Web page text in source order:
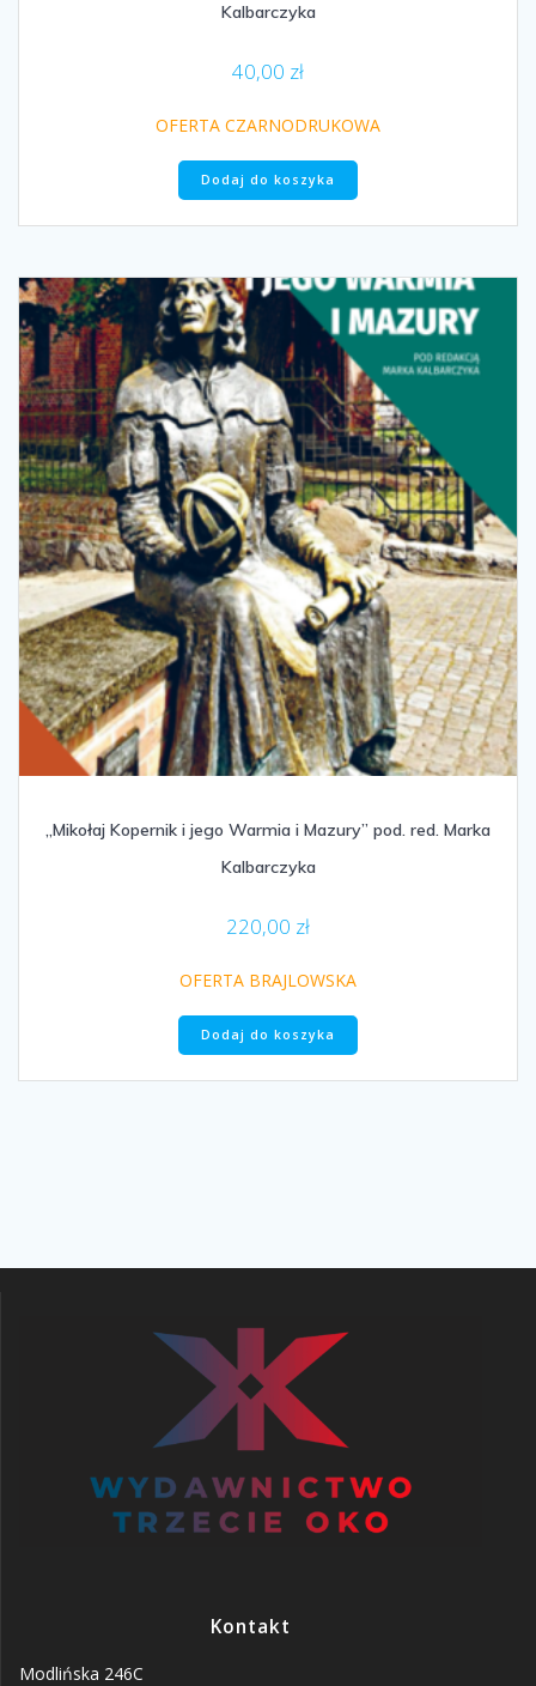
Kalbarczyka
40,00 zł
OFERTA CZARNODRUKOWA
Dodaj do koszyka
„Mikołaj Kopernik i jego Warmia i Mazury” pod. red. Marka
Kalbarczyka
220,00 zł
OFERTA BRAJLOWSKA
Dodaj do koszyka
Kontakt
Modlińska 246C